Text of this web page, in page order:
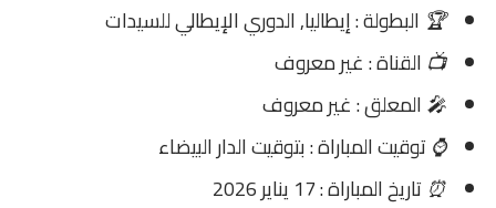
🏆 البطولة : إيطاليا, الدوري الإيطالي للسيدات
📺 القناة : غير معروف
🎤المعلق : غير معروف
⌚توقيت المباراة : بتوقيت الدار البيضاء
⏰ تاريخ المباراة : 17 يناير 2026